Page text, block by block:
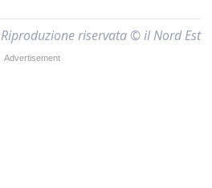
Riproduzione riservata © il Nord Est